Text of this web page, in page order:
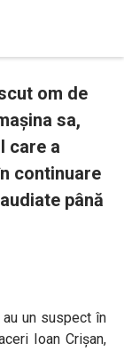
om de
sa,
care a
continuare
până
au un suspect în
Ioan Crișan,